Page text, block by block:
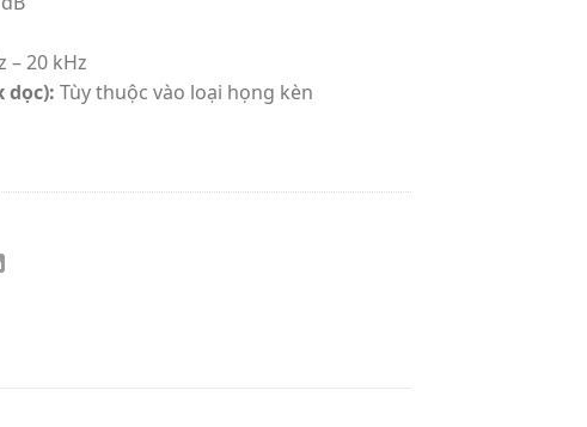
– 20 kHz
dọc): Tùy thuộc vào loại họng kèn